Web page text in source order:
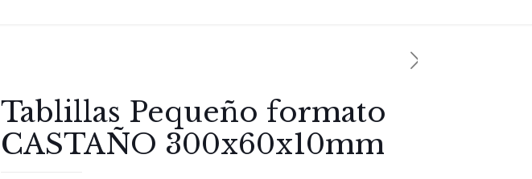
Tablillas Pequeño formato
CASTAÑO 300x60x10mm